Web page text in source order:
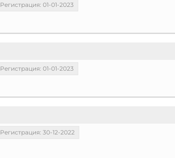
Регистрация: 01-01-2023
Регистрация: 01-01-2023
Регистрация: 30-12-2022